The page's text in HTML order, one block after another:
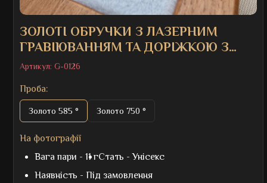
ЗОЛОТІ ОБРУЧКИ З ЛАЗЕРНИМ
ГРАВІЮВАННЯМ ТА ДОРІЖКОЮ З
КАМІННЯМ
Артикул: G-0126
Проба:
Золото 585 ° Золото 750 °
На фотографії
Вага пари - 11 гСтать -Унісекс
Наявність - Під замовлення